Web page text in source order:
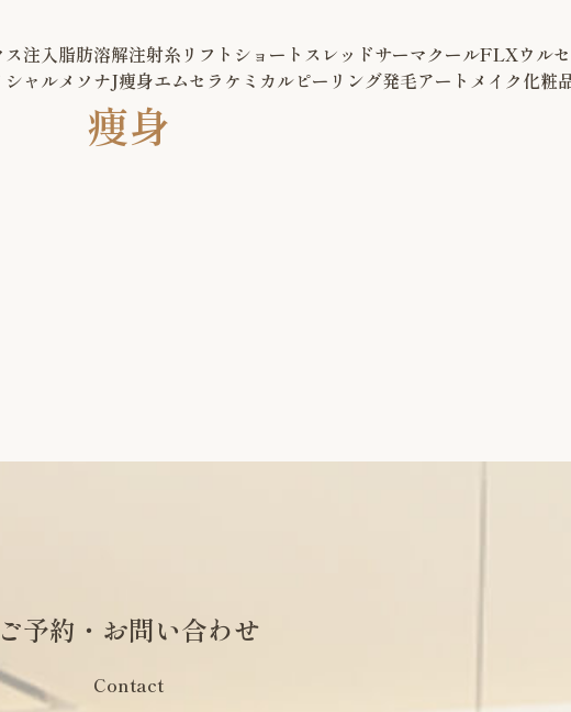
注入脂肪溶解注射糸リフト ショートスレッドサーマクールFLXウル
シャルメソナJ痩身エムセラ ケミカルピーリング発毛アートメイク化粧
痩身
ご予約・お問い合わせ
Contact